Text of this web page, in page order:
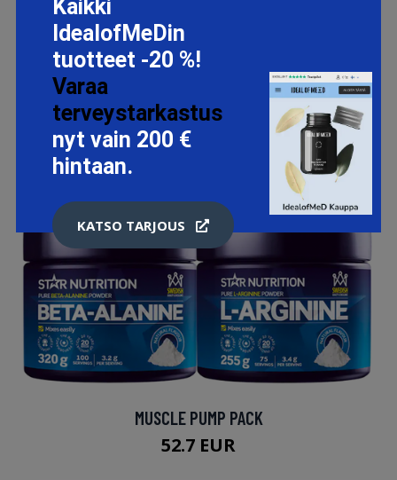
MUSCLE PUMP PACK
52.7 EUR
Kaikki
IdealofMeDin
tuotteet -20 %!
Varaa
terveystarkastus
nyt vain 200 €
hintaan.
KATSO TARJOUS